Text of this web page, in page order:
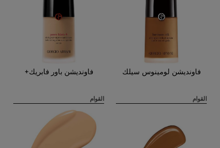
فاونديشن لومينوس سيلك
القوام
فاونديشن باور فابريك+
القوام